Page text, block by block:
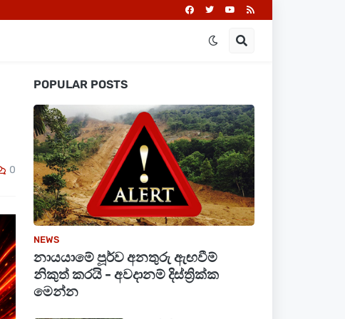
0
POPULAR POSTS
NEWS
නායයාමේ පූර්ව අනතුරු ඇඟවීම්
නිකුත් කරයි - අවදානම් දිස්ත්‍රික්ක
මෙන්න